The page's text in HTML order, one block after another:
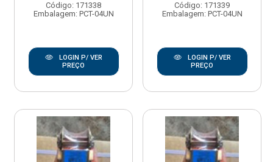
Código: 171338
Embalagem: PCT-04UN
LOGIN P/ VER
PREÇO
Código: 171339
Embalagem: PCT-04UN
LOGIN P/ VER
PREÇO